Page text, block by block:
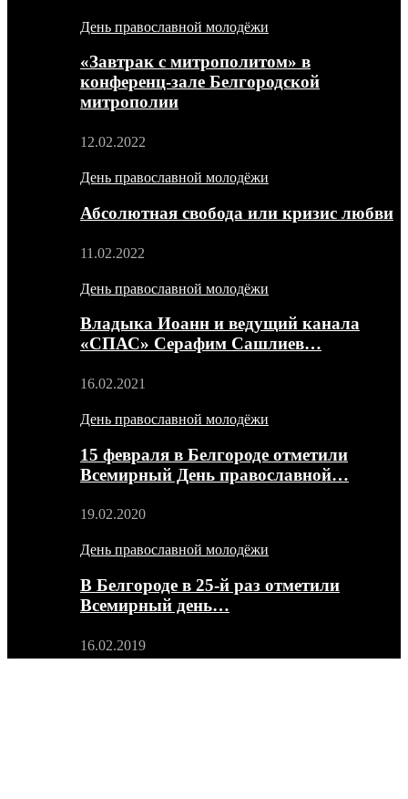
День православной молодёжи
«Завтрак с митрополитом» в
конференц-зале Белгородской
митрополии
12.02.2022
День православной молодёжи
Абсолютная свобода или кризис любви
11.02.2022
День православной молодёжи
Владыка Иоанн и ведущий канала
«СПАС» Серафим Сашлиев…
16.02.2021
День православной молодёжи
15 февраля в Белгороде отметили
Всемирный День православной…
19.02.2020
День православной молодёжи
В Белгороде в 25-й раз отметили
Всемирный день…
16.02.2019